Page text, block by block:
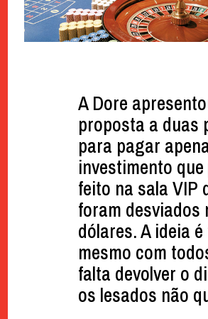
A Dore
proposta a duas
para pagar
investimento
feito na sala VIP
foram desviados
dólares. A ideia
mesmo com
falta devolver o
os lesados não